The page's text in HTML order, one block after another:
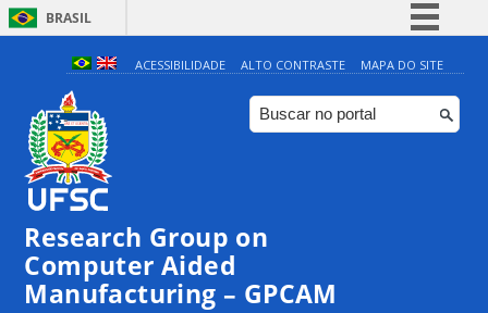
BRASIL
Simplifique!
Comunica BR
Participe
ACESSIBILIDADE ALTO CONTRASTE MAPA DO SITE
Research Group on
Computer Aided
Manufacturing – GPCAM